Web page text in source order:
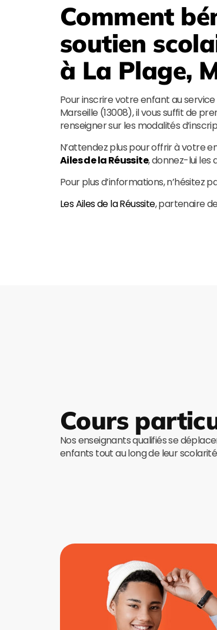
Comment
soutien
à La Plage,
Pour inscrire votre enfant au
Marseille (13008), il vous suffit de
renseigner sur les modalités
N’attendez plus pour offrir à votre
Ailes de la Réussite, donnez-lui les
Pour plus d’informations, n’hésitez
Les Ailes de la Réussite, partenaire
Cours
Nos enseignants qualifiés se
enfants tout au long de leur